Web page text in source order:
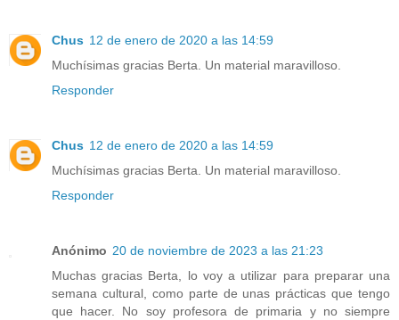
Chus 12 de enero de 2020 a las 14:59
Muchísimas gracias Berta. Un material maravilloso.
Responder
Chus 12 de enero de 2020 a las 14:59
Muchísimas gracias Berta. Un material maravilloso.
Responder
Anónimo 20 de noviembre de 2023 a las 21:23
Muchas gracias Berta, lo voy a utilizar para preparar una
semana cultural, como parte de unas prácticas que tengo
que hacer. No soy profesora de primaria y no siempre